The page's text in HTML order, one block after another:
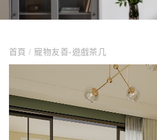
首頁/ 寵物友善-遊戲茶几